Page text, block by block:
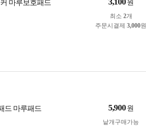
마루보호패드 원
최소 2개
주문시결제 3,000원
드 마루패드 5,900 원
낱개구매가능